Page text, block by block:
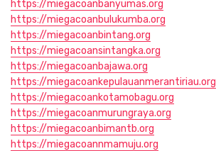
https://miegacoanbanyumas.org
https://miegacoanbulukumba.org
https://miegacoanbintang.org
https://miegacoansintangka.org
https://miegacoanbajawa.org
https://miegacoankepulauanmerantiriau.org
https://miegacoankotamobagu.org
https://miegacoanmurungraya.org
https://miegacoanbimantb.org
https://miegacoannmamuju.org